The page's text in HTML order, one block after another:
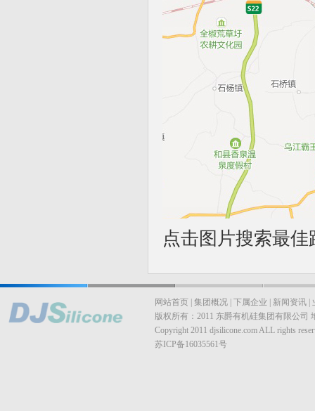
点击图片搜索最佳
网站首页 集团概况 下属企业 新闻资讯
版权所有：2011 东爵有机硅集团有限公
Copyright 2011 djsilicone.com ALL rights
苏ICP备16035561号